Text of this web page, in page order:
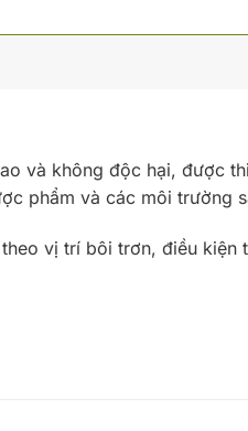
và không độc hại, được
phẩm và các môi trường
vị trí bôi trơn, điều kiện